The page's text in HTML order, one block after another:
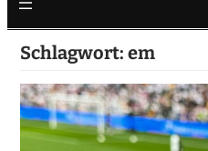
Schlagwort: em